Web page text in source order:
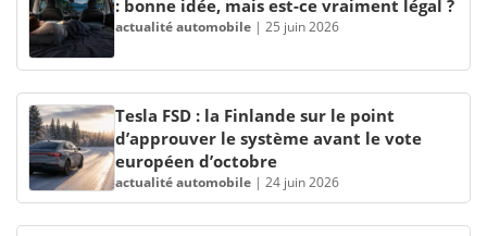
: bonne idée, mais est-ce vraiment légal ?
actualité automobile | 25 juin 2026
Tesla FSD : la Finlande sur le point
d’approuver le système avant le vote
européen d’octobre
actualité automobile | 24 juin 2026